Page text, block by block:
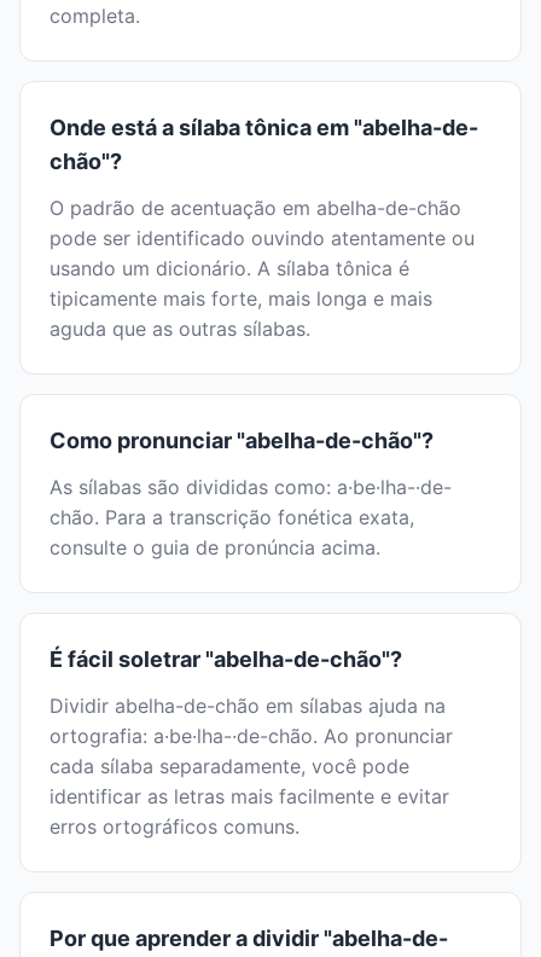
completa.
Onde está a sílaba tônica em "abelha-de-
chão"?
O padrão de acentuação em abelha-de-chão
pode ser identificado ouvindo atentamente ou
usando um dicionário. A sílaba tônica é
tipicamente mais forte, mais longa e mais
aguda que as outras sílabas.
Como pronunciar "abelha-de-chão"?
As sílabas são divididas como: a·be·lha-·de-
chão. Para a transcrição fonética exata,
consulte o guia de pronúncia acima.
É fácil soletrar "abelha-de-chão"?
Dividir abelha-de-chão em sílabas ajuda na
ortografia: a·be·lha-·de-chão. Ao pronunciar
cada sílaba separadamente, você pode
identificar as letras mais facilmente e evitar
erros ortográficos comuns.
Por que aprender a dividir "abelha-de-